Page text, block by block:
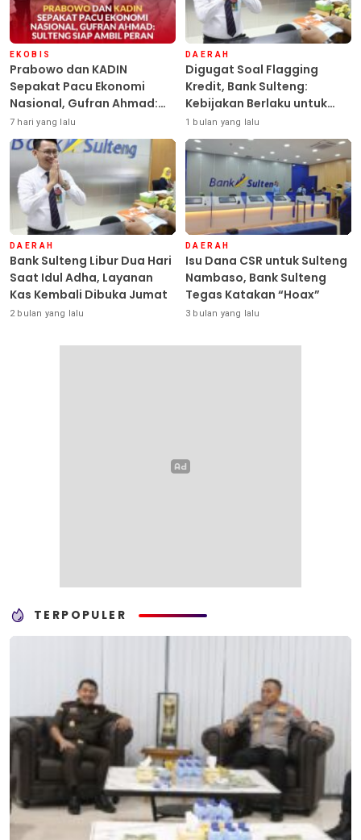
EKOBIS
Prabowo dan KADIN
Sepakat Pacu Ekonomi
Nasional, Gufran Ahmad:
Sulteng Siap Ambil Peran
7 hari yang lalu
DAERAH
Digugat Soal Flagging
Kredit, Bank Sulteng:
Kebijakan Berlaku untuk
Seluruh Debitur ASN
1 bulan yang lalu
DAERAH
Bank Sulteng Libur Dua Hari
Saat Idul Adha, Layanan
Kas Kembali Dibuka Jumat
2 bulan yang lalu
DAERAH
Isu Dana CSR untuk Sulteng
Nambaso, Bank Sulteng
Tegas Katakan “Hoax”
3 bulan yang lalu
TERPOPULER